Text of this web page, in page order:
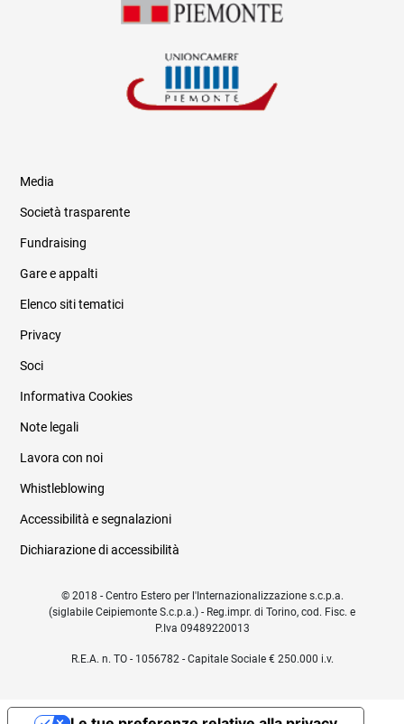
Informazioni legali e trasparenza
Media
Società trasparente
Fundraising
Gare e appalti
Elenco siti tematici
Privacy
Soci
Informativa Cookies
Note legali
Lavora con noi
Whistleblowing
Accessibilità e segnalazioni
Dichiarazione di accessibilità
© 2018 - Centro Estero per l'Internazionalizzazione s.c.p.a.
(siglabile Ceipiemonte S.c.p.a.) - Reg.impr. di Torino, cod. Fisc. e
P.Iva 09489220013
R.E.A. n. TO - 1056782 - Capitale Sociale € 250.000 i.v.